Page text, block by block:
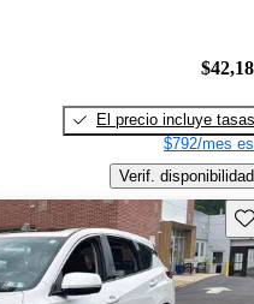
El precio incluye tasas
$792/mes
Verif. disponibilidad